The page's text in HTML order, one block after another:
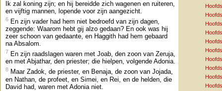
Ik zal koning zijn; en hij bereidde zich wagenen en ruiteren,
en vijftig mannen, lopende voor zijn aangezicht.
6 En zijn vader had hem niet bedroefd van zijn dagen,
zeggende: Waarom hebt gij alzo gedaan? En ook was hij
zeer schoon van gedaante, en Haggith had hem gebaard
na Absalom.
7 En zijn raadslagen waren met Joab, den zoon van Zeruja,
en met Abjathar, den priester; die hielpen, volgende Adonia.
8 Maar Zadok, de priester, en Benaja, de zoon van Jojada,
en Nathan, de profeet, en Simei, en Rei, en de helden, die
David had, waren met Adonia niet.